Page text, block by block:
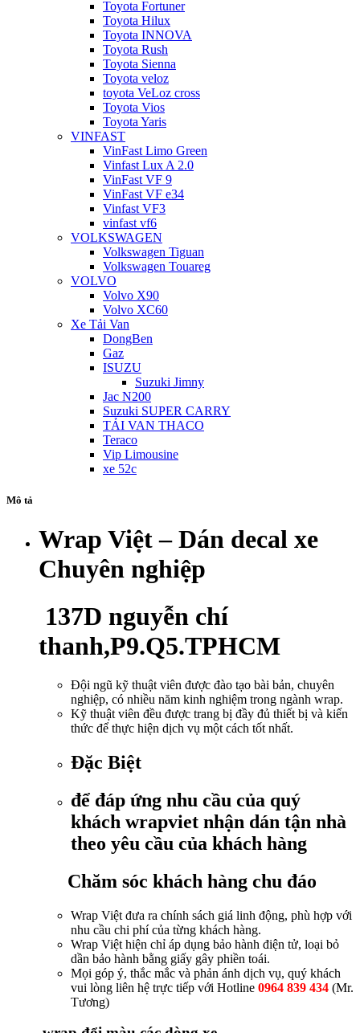
Toyota Fortuner
Toyota Hilux
Toyota INNOVA
Toyota Rush
Toyota Sienna
Toyota veloz
toyota VeLoz cross
Toyota Vios
Toyota Yaris
VINFAST
VinFast Limo Green
Vinfast Lux A 2.0
VinFast VF 9
VinFast VF e34
Vinfast VF3
vinfast vf6
VOLKSWAGEN
Volkswagen Tiguan
Volkswagen Touareg
VOLVO
Volvo X90
Volvo XC60
Xe Tải Van
DongBen
Gaz
ISUZU
Suzuki Jimny
Jac N200
Suzuki SUPER CARRY
TẢI VAN THACO
Teraco
Vip Limousine
xe 52c
Mô tả
Wrap Việt – Dán decal xe
Chuyên nghiệp
137D nguyễn chí
thanh,P9.Q5.TPHCM
Đội ngũ kỹ thuật viên được đào tạo bài bản, chuyên
nghiệp, có nhiều năm kinh nghiệm trong ngành wrap.
Kỹ thuật viên đều được trang bị đầy đủ thiết bị và kiến
thức để thực hiện dịch vụ một cách tốt nhất.
Đặc Biệt
để đáp ứng nhu cầu của quý
khách wrapviet nhận dán tận nhà
theo yêu cầu của khách hàng
Chăm sóc khách hàng chu đáo
Wrap Việt đưa ra chính sách giá linh động, phù hợp với
nhu cầu chi phí của từng khách hàng.
Wrap Việt hiện chỉ áp dụng bảo hành điện tử, loại bỏ
dần bảo hành bằng giấy gây phiền toái.
Mọi góp ý, thắc mắc và phản ánh dịch vụ, quý khách
vui lòng liên hệ trực tiếp với Hotline 0964 839 434 (Mr.
Tương)